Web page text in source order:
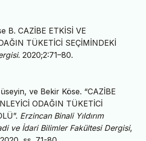
B. CAZİBE ETKİSİ VE
TÜKETİCİ SEÇİMİNDEKİ
. 2020;2:71–80.
ve Bekir Köse. “CAZİBE
ODAĞIN TÜKETİCİ
Erzincan Binali Yıldırım
ve İdari Bilimler Fakültesi Dergisi,